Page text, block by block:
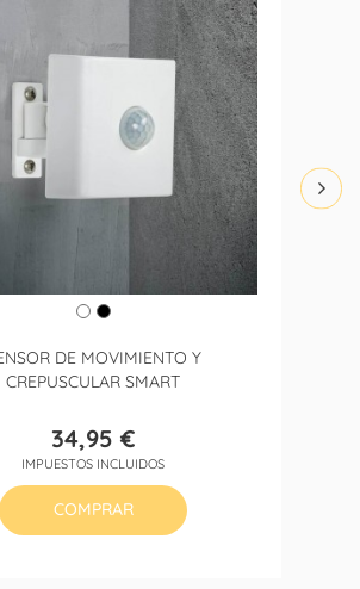
DE MOVIMIENTO Y
CREPUSCULAR SMART
Precio
34,95 €
IMPUESTOS INCLUIDOS
COMPRAR